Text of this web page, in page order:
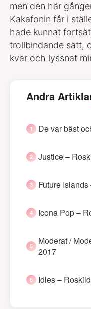
men den här
Kakafonin får i
hade kunnat
trollbindande sätt,
kvar och lyssnat
Andra
De var bäst
Justice –
Future
Icona Pop –
Moderat /
2017
Idles –